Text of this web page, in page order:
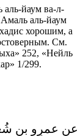
аль-йаум ва-л-
аль-йаум
хорошим, а
См.
252, «Нейль
1/299.
عن عمرو بن